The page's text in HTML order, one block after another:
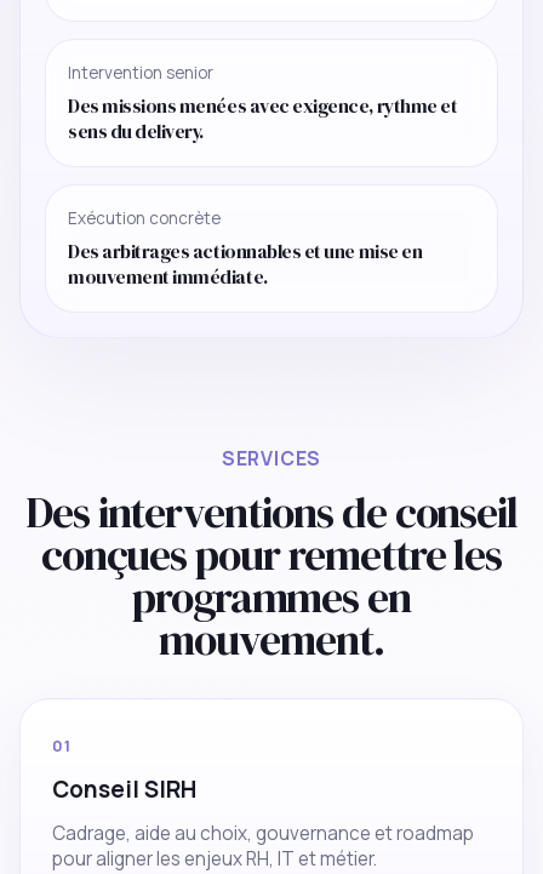
Intervention senior
Des missions menées avec exigence, rythme et
sens du delivery.
Exécution concrète
Des arbitrages actionnables et une mise en
mouvement immédiate.
SERVICES
Des interventions de conseil
conçues pour remettre les
programmes en
mouvement.
01
Conseil SIRH
Cadrage, aide au choix, gouvernance et roadmap
pour aligner les enjeux RH, IT et métier.